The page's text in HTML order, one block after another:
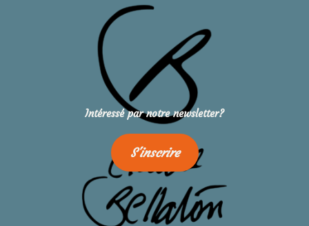
Intéressé par notre newsletter?
S'inscrire